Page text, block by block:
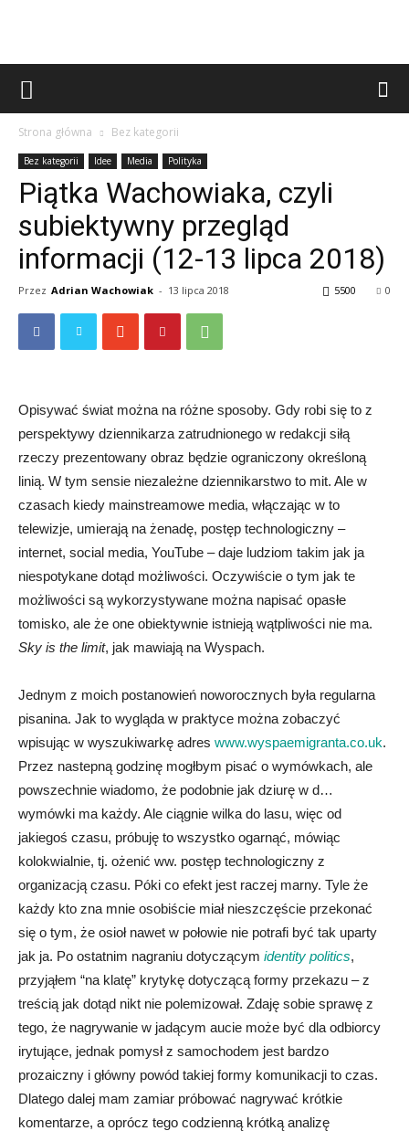
Strona główna Bez kategorii
Bez kategorii Idee Media Polityka
Piątka Wachowiaka, czyli
subiektywny przegląd
informacji (12-13 lipca 2018)
Przez Adrian Wachowiak - 13 lipca 2018 0
5500
Opisywać świat można na różne sposoby. Gdy robi się to z
perspektywy dziennikarza zatrudnionego w redakcji siłą
rzeczy prezentowany obraz będzie ograniczony określoną
linią. W tym sensie niezależne dziennikarstwo to mit. Ale w
czasach kiedy mainstreamowe media, włączając w to
telewizje, umierają na żenadę, postęp technologiczny –
internet, social media, YouTube – daje ludziom takim jak ja
niespotykane dotąd możliwości. Oczywiście o tym jak te
możliwości są wykorzystywane można napisać opasłe
tomisko, ale że one obiektywnie istnieją wątpliwości nie ma.
Sky is the limit, jak mawiają na Wyspach.
Jednym z moich postanowień noworocznych była regularna
pisanina. Jak to wygląda w praktyce można zobaczyć
wpisując w wyszukiwarkę adres www.wyspaemigranta.co.uk.
Przez nastepną godzinę mogłbym pisać o wymówkach, ale
powszechnie wiadomo, że podobnie jak dziurę w d…
wymówki ma każdy. Ale ciągnie wilka do lasu, więc od
jakiegoś czasu, próbuję to wszystko ogarnąć, mówiąc
kolokwialnie, tj. ożenić ww. postęp technologiczny z
organizacją czasu. Póki co efekt jest raczej marny. Tyle że
każdy kto zna mnie osobiście miał nieszczęście przekonać
się o tym, że osioł nawet w połowie nie potrafi być tak uparty
jak ja. Po ostatnim nagraniu dotyczącym identity politics,
przyjąłem “na klatę” krytykę dotyczącą formy przekazu – z
treścią jak dotąd nikt nie polemizował. Zdaję sobie sprawę z
tego, że nagrywanie w jadącym aucie może być dla odbiorcy
irytujące, jednak pomysł z samochodem jest bardzo
prozaiczny i główny powód takiej formy komunikacji to czas.
Dlatego dalej mam zamiar próbować nagrywać krótkie
komentarze, a oprócz tego codzienną krótką analizę